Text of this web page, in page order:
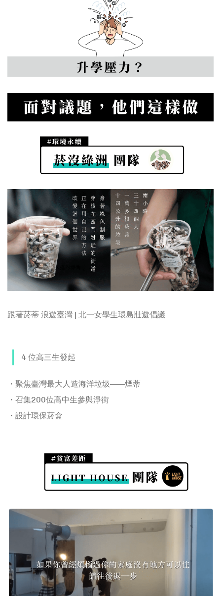
跟著菸蒂 浪遊臺灣 | 北一女學生環島壯遊倡議
4 位高三生發起
・聚焦臺灣最大人造海洋垃圾——煙蒂
・召集200位高中生參與淨街
・設計環保菸盒